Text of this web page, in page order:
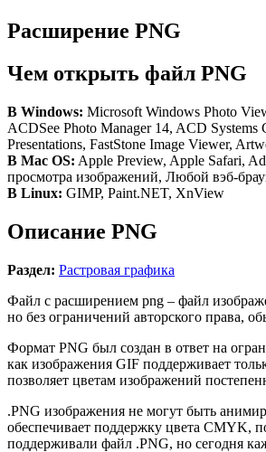
Расширение PNG
Чем открыть файл PNG
В Windows: Microsoft Windows Photo
ACDSee Photo Manager 14, ACD
Presentations, FastStone Image Viewer,
В Mac OS: Apple Preview, Apple Safari,
просмотра изображений, Любой вэб-
В Linux: GIMP, Paint.NET, XnView
Описание PNG
Раздел: Растровая графика
Файл с расширением png – файл
но без ограничений авторского права,
Формат PNG был создан в ответ на
как изображения GIF поддерживает
позволяет цветам изображений
.PNG изображения не могут быть
обеспечивает поддержку цвета CMYK,
поддерживали файл .PNG, но сегодня